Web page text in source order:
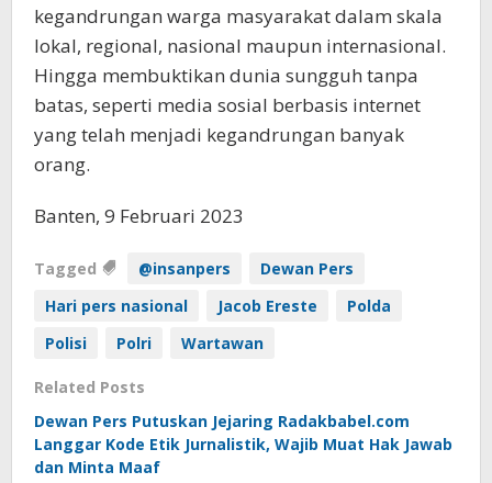
kegandrungan warga masyarakat dalam skala
lokal, regional, nasional maupun internasional.
Hingga membuktikan dunia sungguh tanpa
batas, seperti media sosial berbasis internet
yang telah menjadi kegandrungan banyak
orang.
Banten, 9 Februari 2023
Tagged @insanpers
Dewan Pers
Hari pers nasional
Jacob Ereste
Polda
Polisi
Polri Wartawan
Related Posts
Dewan Pers Putuskan Jejaring Radakbabel.com
Langgar Kode Etik Jurnalistik, Wajib Muat Hak Jawab
dan Minta Maaf